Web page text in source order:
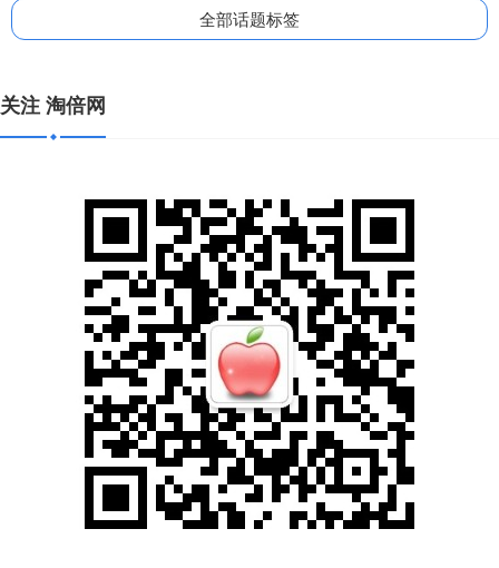
全部话题标签
关注 淘倍网